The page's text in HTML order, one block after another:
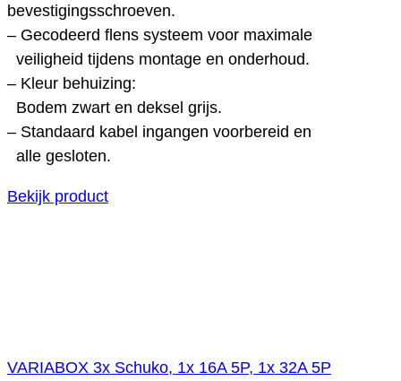
bevestigingsschroeven.
– Gecodeerd flens systeem voor maximale
veiligheid tijdens montage en onderhoud.
– Kleur behuizing:
Bodem zwart en deksel grijs.
– Standaard kabel ingangen voorbereid en
alle gesloten.
Bekijk product
VARIABOX 3x Schuko, 1x 16A 5P, 1x 32A 5P